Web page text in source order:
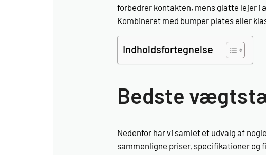
forbedrer kontakten, mens glatte lejer
Kombineret med bumper plates eller
Indholdsfortegnelse
Bedste
Nedenfor har vi samlet et udvalg af
sammenligne priser, specifikationer og